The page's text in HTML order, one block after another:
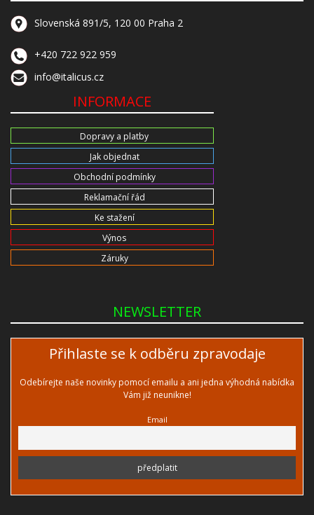
Slovenská 891/5, 120 00 Praha 2
+420 722 922 959
info@italicus.cz
INFORMACE
Dopravy a platby
Jak objednat
Obchodní podmínky
Reklamační řád
Ke stažení
Výnos
Záruky
NEWSLETTER
Přihlaste se k odběru zpravodaje
Odebírejte naše novinky pomocí emailu a ani jedna výhodná nabídka
Vám již neunikne!
Email